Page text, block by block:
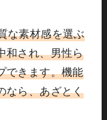
な素材感を選ぶ
和され、男性ら
できます。機能
なら、あざとく